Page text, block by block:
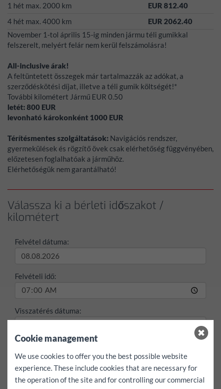
1 hét max. 2000 km
EUR 812.40
4 hét max. 4000 km
EUR 2062.40
November 1-tol április 15-ig minden jármu téli gumikkal
felszerelt, melyért felár nem kerül felszámolásra!
All-inclusive árak!
A feltüntetett összegek már tartalmazzák az adókat, a
szerződéskötési díjat, illetve a téli gumik költségét!*
További kilométert Jármű EUR 0.50
letét:800 EUR
levonható károkonként 1000 EUR
Térítésmentes szolgáltatások: Navigációs rendszer,
gyermekülések és rögzítő övek csak elérhetőség függvényében,
előzetesen foglalhatóak a járműhöz.
Elérhetőségük nem garantálható!
Válassza ki a bérleti időszakot /
kilométert
Felvétel dátuma:
Felvételi idő:
Visszatérés dátuma:
Visszatérési idő:
max./nap
Cookie management
We use cookies to offer you the best possible website
experience. These include cookies that are necessary for
the operation of the site and for controlling our commercial